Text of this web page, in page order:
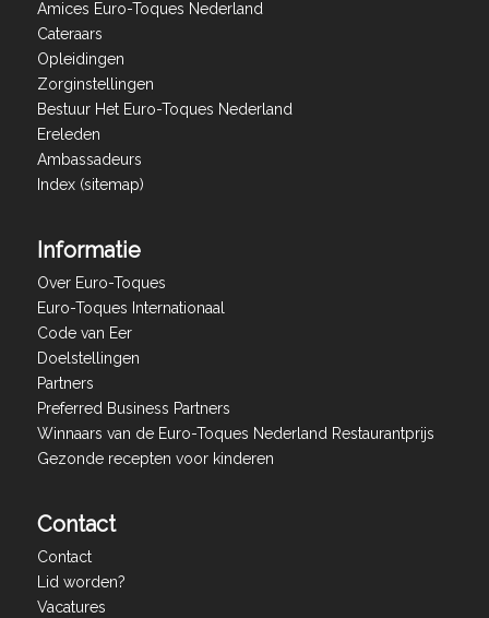
Amices Euro-Toques Nederland
Cateraars
Opleidingen
Zorginstellingen
Bestuur Het Euro-Toques Nederland
Ereleden
Ambassadeurs
Index (sitemap)
Informatie
Over Euro-Toques
Euro-Toques Internationaal
Code van Eer
Doelstellingen
Partners
Preferred Business Partners
Winnaars van de Euro-Toques Nederland Restaurantprijs
Gezonde recepten voor kinderen
Contact
Contact
Lid worden?
Vacatures